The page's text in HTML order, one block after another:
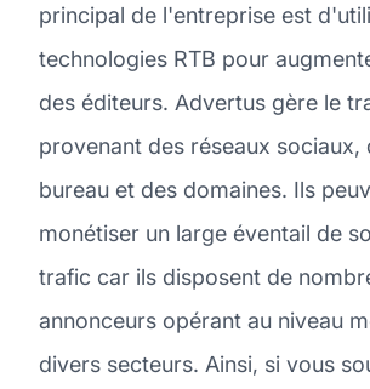
principal de l'entreprise est
technologies RTB pour
des éditeurs. Advertus gère le
provenant des réseaux sociaux,
bureau et des domaines. Ils
monétiser un large éventail de
trafic car ils disposent de
annonceurs opérant au niveau
divers secteurs. Ainsi, si vous